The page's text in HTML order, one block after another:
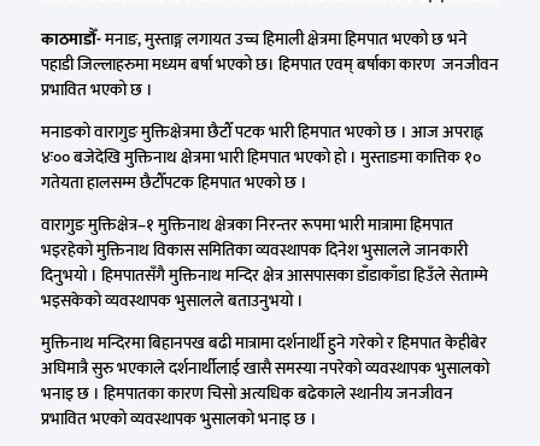
काठमाडौँ-मनाङ, मुस्ताङ्ग लगायत उच्च हिमाली क्षेत्रमा हिमपात भएको छ भने
पहाडी जिल्लाहरुमा मध्यम बर्षा भएको छ। हिमपात एवम् बर्षाका कारण जनजीवन
प्रभावित भएको छ ।
मनाङको वारागुङ मुक्तिक्षेत्रमा छैटौँ पटक भारी हिमपात भएको छ । आज अपराह्न
४ः०० बजेदेखि मुक्तिनाथ क्षेत्रमा भारी हिमपात भएको हो । मुस्ताङमा कात्तिक १०
गतेयता हालसम्म छैटौँपटक हिमपात भएको छ ।
वारागुङ मुक्तिक्षेत्र–१ मुक्तिनाथ क्षेत्रका निरन्तर रूपमा भारी मात्रामा हिमपात
भइरहेको मुक्तिनाथ विकास समितिका व्यवस्थापक दिनेश भुसालले जानकारी
दिनुभयो । हिमपातसँगै मुक्तिनाथ मन्दिर क्षेत्र आसपासका डाँडाकाँडा हिउँले सेताम्मे
भइसकेको व्यवस्थापक भुसालले बताउनुभयो ।
मुक्तिनाथ मन्दिरमा बिहानपख बढी मात्रामा दर्शनार्थी हुने गरेको र हिमपात केहीबेर
अघिमात्रै सुरु भएकाले दर्शनार्थीलाई खासै समस्या नपरेको व्यवस्थापक भुसालको
भनाइ छ । हिमपातका कारण चिसो अत्यधिक बढेकाले स्थानीय जनजीवन
प्रभावित भएको व्यवस्थापक भुसालको भनाइ छ ।